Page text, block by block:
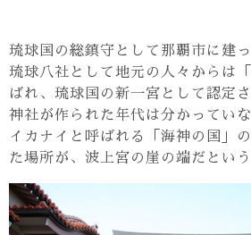
琉球国の総鎮守として那覇市に建
琉球八社として地元の人々からは
ばれ、琉球国の新一宮として認定さ
神社が作られた年代は分かってい
イカナイと呼ばれる「海神の国」
た場所が、波上宮の崖の端だという